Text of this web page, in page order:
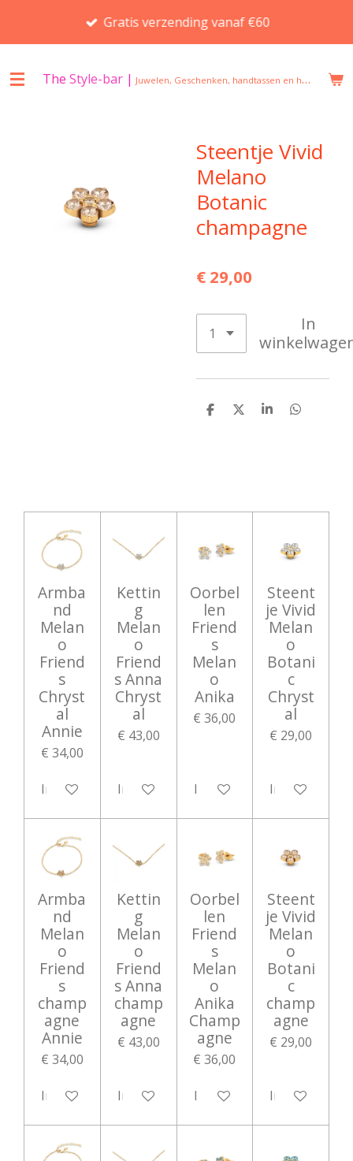
de
Gratis verzending vanaf €60
The Style-bar | Juwelen, Geschenken, handtassen en huisgeuren in Beveren
Steentje Vivid
Melano
Botanic
champagne
€ 29,00
In
D
D
S
D
Armba
nd
Melan
o
Friend
s
Chryst
al
Annie
€ 34,00
In winkelwagen
Kettin
g
Melan
o
Friend
s Anna
Chryst
al
€ 43,00
In winkelwagen
Oorbel
len
Friend
s
Melan
o
Anika
€ 36,00
In winkelwagen
Steent
je Vivid
Melan
o
Botani
c
Chryst
al
€ 29,00
In
Armba
nd
Melan
o
Friend
s
champ
agne
Annie
€ 34,00
In winkelwagen
Kettin
g
Melan
o
Friend
s Anna
champ
agne
€ 43,00
In winkelwagen
Oorbel
len
Friend
s
Melan
o
Anika
Champ
agne
€ 36,00
In winkelwagen
Steent
je Vivid
Melan
o
Botani
c
champ
agne
€ 29,00
In